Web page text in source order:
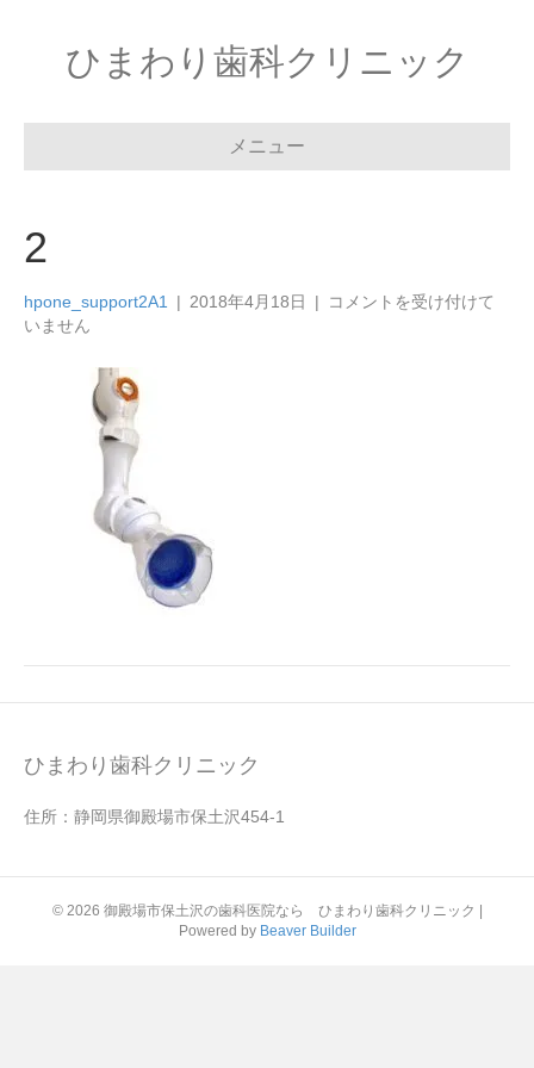
ひまわり歯科クリニック
メニュー
2
hpone_support2A1 | 2018年4月18日 |
2
コメントを受け付けて
いません
ひまわり歯科クリニック
住所：静岡県御殿場市保土沢454-1
© 2026 御殿場市保土沢の歯科医院なら ひまわり歯科クリニック
Powered by Beaver Builder